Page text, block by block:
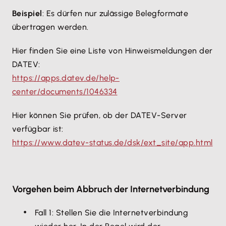
DATEV-Angaben
änderbar.
Optional: Wenn Sie die DATEV-
Klicken Sie auf 'Weiter'.
DATEV-Angaben
Klicken Sie auf 'Weiter'.
DATEV-Angaben
Aktivieren Sie 'DATEV Buchungsdatenservice'.
Auswahl
Lieferanten'.
DATEV-Angaben
Beispiel : Es dürfen nur zulässige Belegformate
übertragen werden.
Hier finden Sie eine Liste von Hinweismeldungen der
DATEV:
https://apps.datev.de/help-
center/documents/1046334
Hier können Sie prüfen, ob der DATEV-Server
verfügbar ist:
https://www.datev-status.de/dsk/ext_site/app.html
Vorgehen beim Abbruch der Internetverbindung
Fall 1: Stellen Sie die Internetverbindung